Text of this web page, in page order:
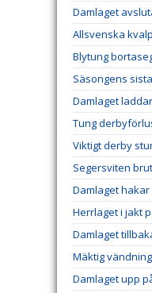
Damlaget
Allsvenska
Blytung
Säsongens
Damlaget
Tung
Viktigt derby
Segersviten
Damlaget
Herrlaget i jakt
Damlaget
Mäktig
Damlaget upp